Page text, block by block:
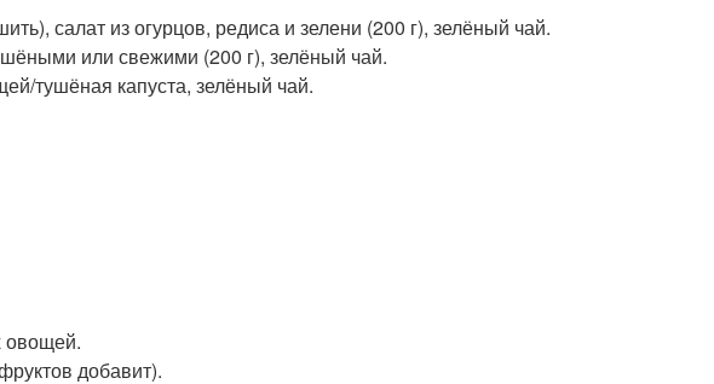
салат из огурцов, редиса и зелени (200 г), зелёный чай.
или свежими (200 г), зелёный чай.
тушёная капуста, зелёный чай.
овощей.
добавит).